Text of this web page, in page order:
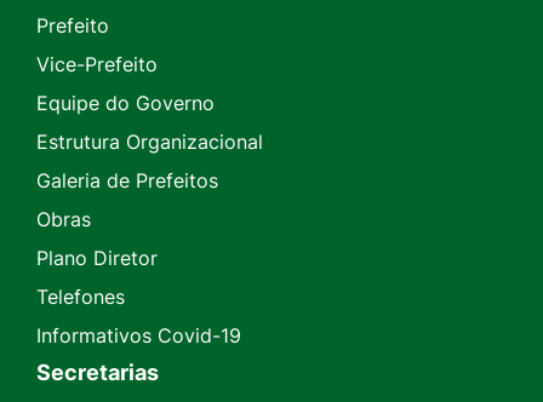
Prefeito
Vice-Prefeito
Equipe do Governo
Estrutura Organizacional
Galeria de Prefeitos
Obras
Plano Diretor
Telefones
Informativos Covid-19
Secretarias